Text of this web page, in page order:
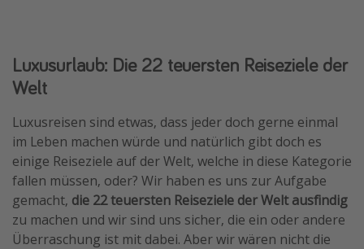
Luxusurlaub: Die 22 teuersten Reiseziele der
Welt
Luxusreisen sind etwas, dass jeder doch gerne einmal
im Leben machen würde und natürlich gibt doch es
einige Reiseziele auf der Welt, welche in diese Kategorie
fallen müssen, oder? Wir haben es uns zur Aufgabe
gemacht, die 22 teuersten Reiseziele der Welt ausfindig
zu machen und wir sind uns sicher, die ein oder andere
Überraschung ist mit dabei. Aber wir wären nicht die